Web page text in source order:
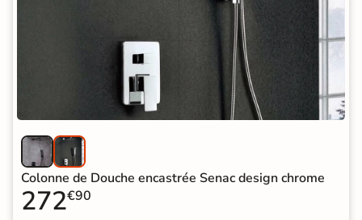
Colonne de Douche encastrée Senac design chrome
272€90